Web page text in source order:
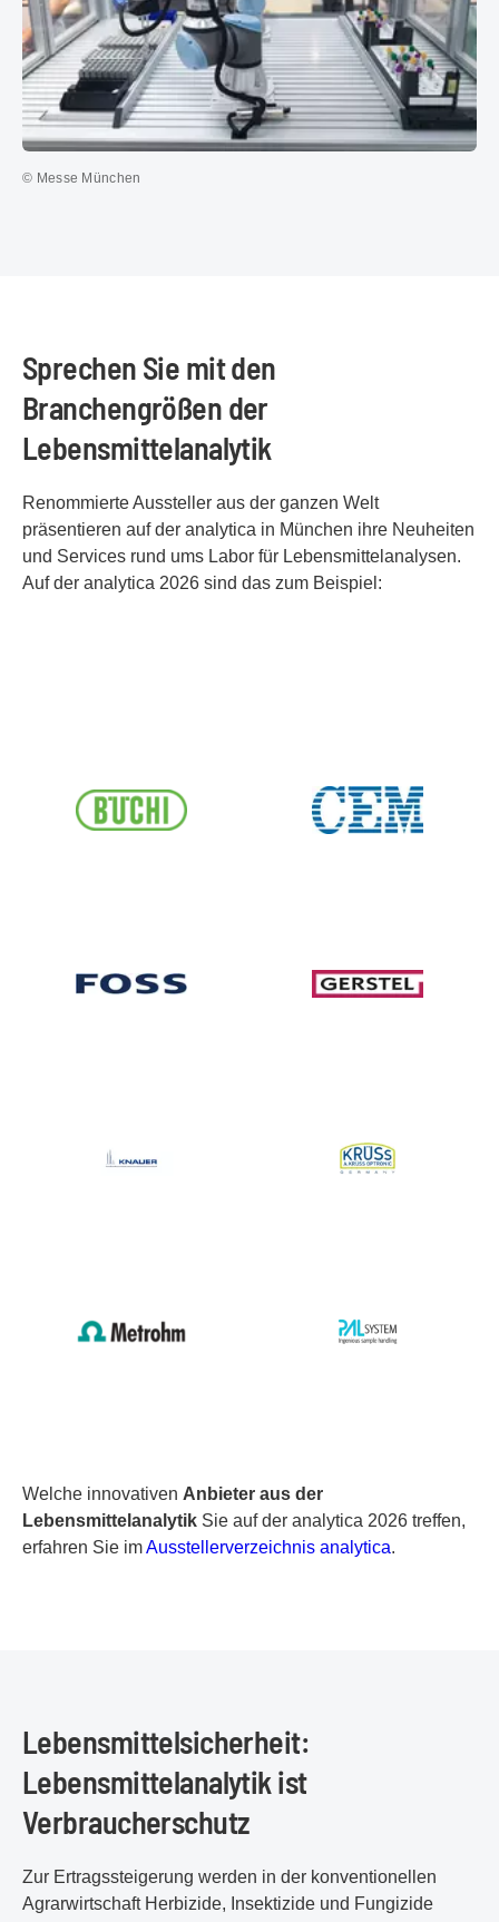
© Messe München
Sprechen Sie mit den
Branchengrößen der
Lebensmittelanalytik
Renommierte Aussteller aus der ganzen Welt
präsentieren auf der analytica in München ihre Neuheiten
und Services rund ums Labor für Lebensmittelanalysen.
Auf der analytica 2026 sind das zum Beispiel:
Welche innovativen Anbieter aus der
Lebensmittelanalytik Sie auf der analytica 2026 treffen,
erfahren Sie imAusstellerverzeichnis analytica.
Lebensmittelsicherheit:
Lebensmittelanalytik ist
Verbraucherschutz
Zur Ertragssteigerung werden in der konventionellen
Agrarwirtschaft Herbizide, Insektizide und Fungizide